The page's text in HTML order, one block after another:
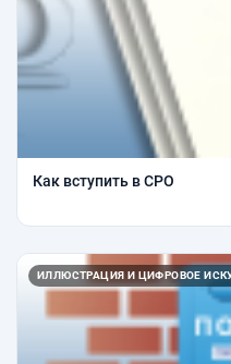
Как вступить в СРО
ИЛЛЮСТРАЦИЯ И ЦИФРОВОЕ